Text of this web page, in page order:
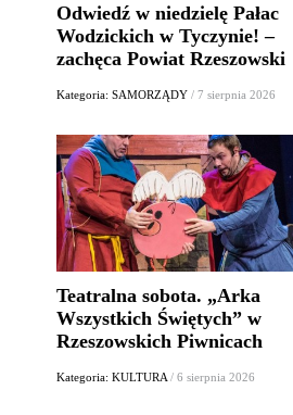
Odwiedź w niedzielę Pałac
Wodzickich w Tyczynie! –
zachęca Powiat Rzeszowski
Kategoria: SAMORZĄDY / 7 sierpnia 2026
Teatralna sobota. „Arka
Wszystkich Świętych” w
Rzeszowskich Piwnicach
Kategoria: KULTURA / 6 sierpnia 2026